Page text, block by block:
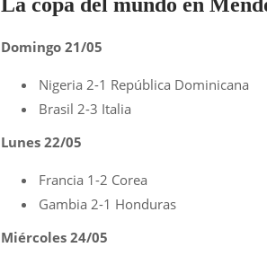
Domingo 21/05
Nigeria 2-1 República Dominicana
Brasil 2-3 Italia
Lunes 22/05
Francia 1-2 Corea
Gambia 2-1 Honduras
Miércoles 24/05